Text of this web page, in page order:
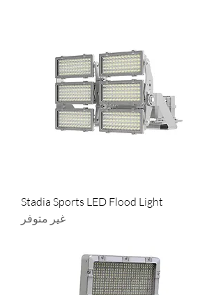
Stadia Sports LED Flood Light
غير متوفر